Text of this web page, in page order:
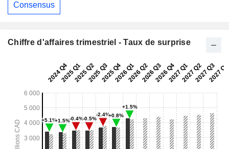
Consensus
Chiffre d'affaires trimestriel - Taux de surprise